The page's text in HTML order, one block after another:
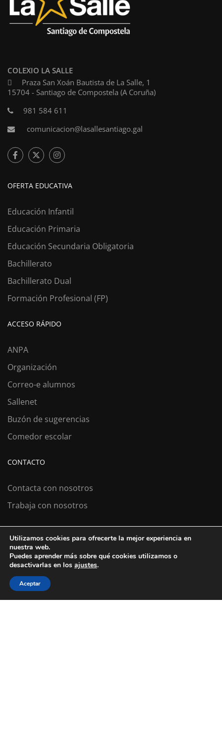
COLEXIO LA SALLE
Praza San Xoán Bautista de La Salle, 1
15704 - Santiago de Compostela (A Coruña)
981 584 611
comunicacion@lasallesantiago.gal
OFERTA EDUCATIVA
Educación Infantil
Educación Primaria
Educación Secundaria Obligatoria
Bachillerato
Bachillerato Dual
Formación Profesional (FP)
ACCESO RÁPIDO
ANPA
Organización
Correo-e alumnos
Sallenet
Buzón de sugerencias
Comedor escolar
CONTACTO
Contacta con nosotros
Trabaja con nosotros
Colexio La Salle Santiago
Aviso Legal
Política de cookies
Política de privacidad
Utilizamos cookies para ofrecerte la mejor experiencia en
nuestra web.
Puedes aprender más sobre qué cookies utilizamos o
desactivarlas en los ajustes.
Aceptar